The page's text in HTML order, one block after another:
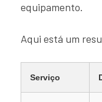
equipamento.
Aqui está um
Serviço